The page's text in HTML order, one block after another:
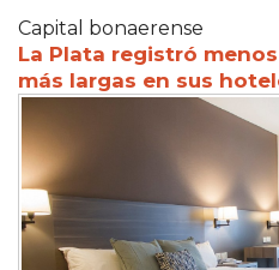
Capital bonaerense
La Plata registró
más largas en sus